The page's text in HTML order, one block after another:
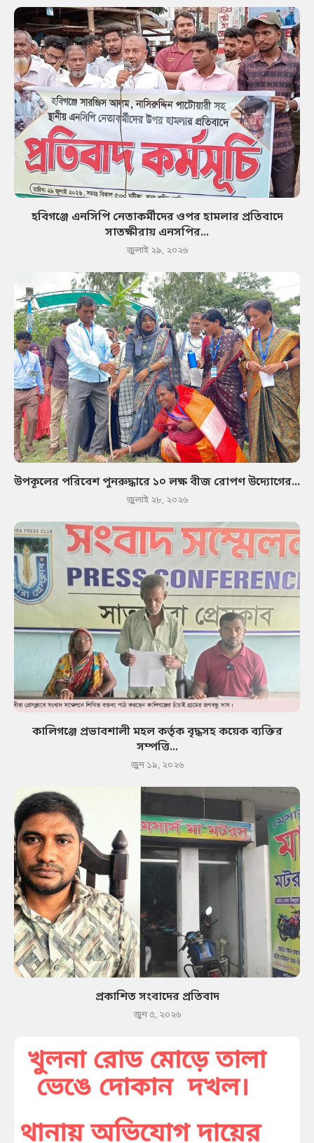
হবিগঞ্জে এনসিপি নেতাকর্মীদের ওপর হামলার প্রতিবাদে
সাতক্ষীরায় এনসপির...
জুলাই ২৯, ২০২৬
উপকূলের পরিবেশ পুনরুদ্ধারে ১০ লক্ষ বীজ রোপণ উদ্যোগের...
জুলাই ২৮, ২০২৬
কালিগঞ্জে প্রভাবশালী মহল কর্তৃক বৃদ্ধসহ কয়েক ব্যক্তির
সম্পত্তি...
জুন ১৯, ২০২৬
প্রকাশিত সংবাদের প্রতিবাদ
জুন ৫, ২০২৬